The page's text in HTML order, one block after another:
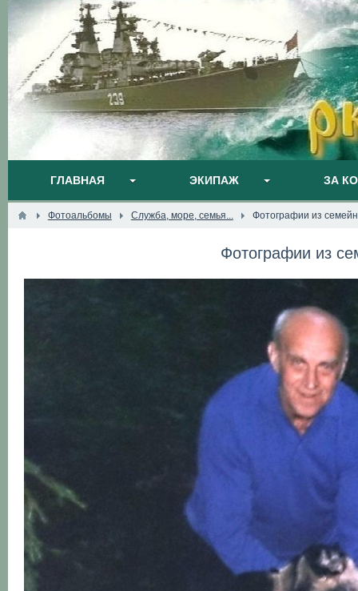
ГЛАВНАЯ ЭКИПАЖ ЗА
Фотоальбомы Служба, море, семья... Фотографии из
Фотографии из